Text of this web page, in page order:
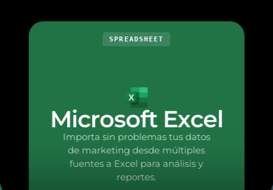
SPREADSHEET
Microsoft Excel
Importa sin problemas tus datos
de marketing desde múltiples
fuentes a Excel para análisis y
reportes.